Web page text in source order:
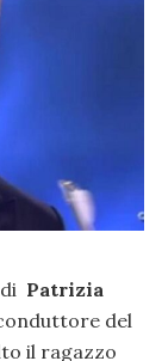
Patrizia
del
il ragazzo